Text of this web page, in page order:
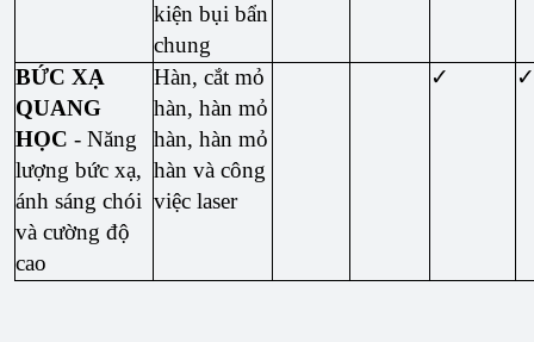
kiện bụi bẩn
chung
BỨC XẠ
QUANG
HỌC - Năng
lượng bức xạ,
ánh sáng chói
và cường độ
cao
Hàn, cắt mỏ
hàn, hàn mỏ
hàn, hàn mỏ
hàn và công
việc laser
✓